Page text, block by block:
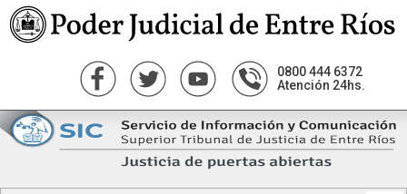
0800 444 6372
Atención 24hs.